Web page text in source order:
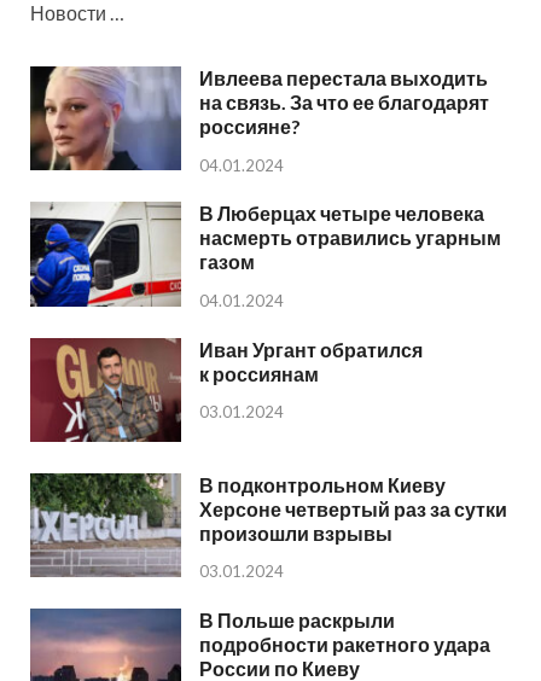
Новости …
Ивлеева перестала выходить
на связь. За что ее благодарят
россияне?
04.01.2024
В Люберцах четыре человека
насмерть отравились угарным
газом
04.01.2024
Иван Ургант обратился
к россиянам
03.01.2024
В подконтрольном Киеву
Херсоне четвертый раз за сутки
произошли взрывы
03.01.2024
В Польше раскрыли
подробности ракетного удара
России по Киеву